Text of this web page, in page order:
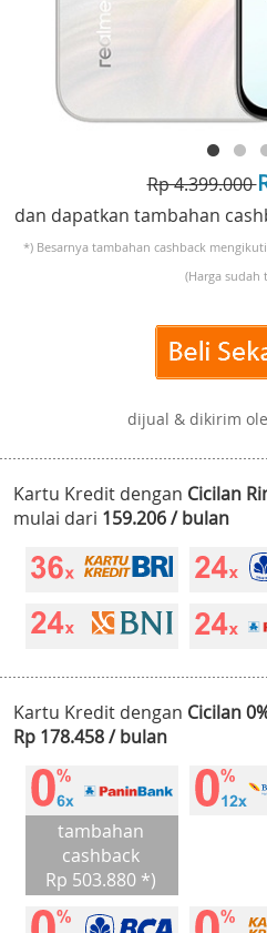
Rp 4.399.000
dan dapatkan tambahan
*) Besarnya tambahan cashback
(Harga sudah
dijual & dikirim
Kartu Kredit dengan Cicilan
mulai dari 159.206 / bulan
Kartu Kredit dengan Cicilan
Rp 178.458 / bulan
tambahan
cashback
Rp 503.880 *)